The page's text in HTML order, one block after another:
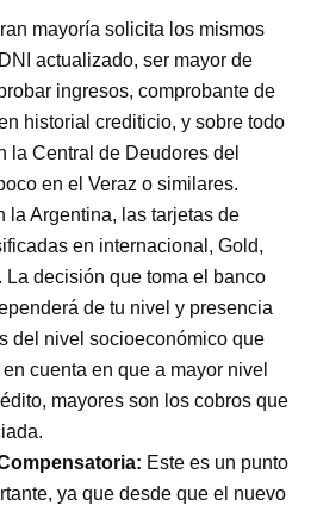
mayoría solicita los mismos
actualizado, ser mayor de
ingresos, comprobante de
historial crediticio, y sobre todo
la Central de Deudores del
en el Veraz o similares.
la Argentina, las tarjetas de
en internacional, Gold,
La decisión que toma el banco
de tu nivel y presencia
del nivel socioeconómico que
cuenta en que a mayor nivel
mayores son los cobros que
: Este es un punto
ya que desde que el nuevo